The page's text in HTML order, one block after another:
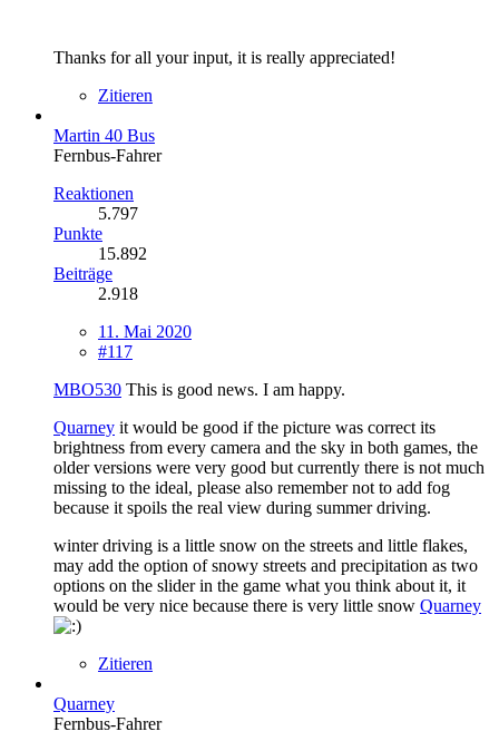
Thanks for all your input, it is really appreciated!
Zitieren
Martin 40 Bus
Fernbus-Fahrer
Reaktionen
5.797
Punkte
15.892
Beiträge
2.918
11. Mai 2020
#117
MBO530 This is good news. I am happy.
Quarney it would be good if the picture was correct its
brightness from every camera and the sky in both games, the
older versions were very good but currently there is not much
missing to the ideal, please also remember not to add fog
because it spoils the real view during summer driving.
winter driving is a little snow on the streets and little flakes,
may add the option of snowy streets and precipitation as two
options on the slider in the game what you think about it, it
would be very nice because there is very little snow Quarney
Zitieren
Quarney
Fernbus-Fahrer